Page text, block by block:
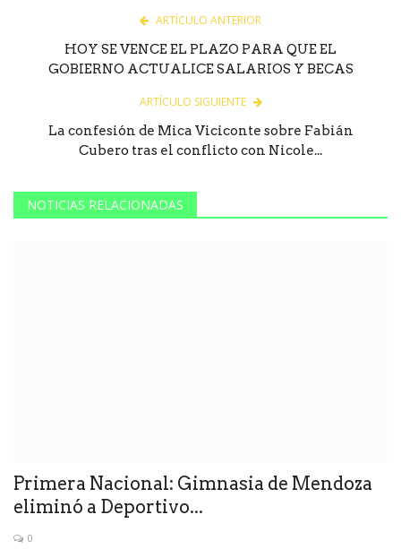
ARTÍCULO ANTERIOR
HOY SE VENCE EL PLAZO PARA QUE EL
GOBIERNO ACTUALICE SALARIOS Y BECAS
ARTÍCULO SIGUIENTE
La confesión de Mica Viciconte sobre Fabián
Cubero tras el conflicto con Nicole...
NOTICIAS RELACIONADAS
Primera Nacional: Gimnasia de Mendoza
eliminó a Deportivo...
0